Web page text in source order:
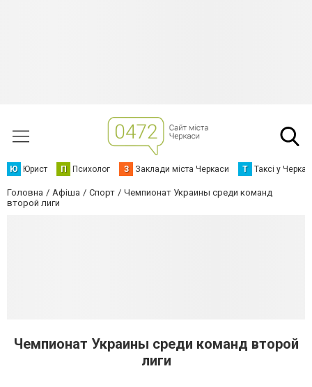
Ю Юрист П Психолог З Заклади міста Черкаси Т Таксі у
Головна Афіша Спорт
Чемпионат Украины среди команд
второй лиги
Чемпионат Украины среди команд второй
лиги